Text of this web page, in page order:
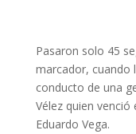
Pasaron solo 45
marcador, cuando
conducto de una
Vélez quien
Eduardo Vega.